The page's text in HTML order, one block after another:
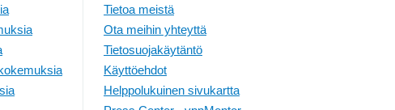
Tietoa meistä
Ota meihin yhteyttä
Tietosuojakäytäntö
Käyttöehdot
Helppolukuinen sivukartta